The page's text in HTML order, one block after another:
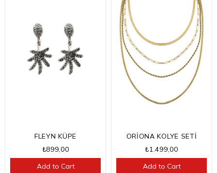
FLEYN KÜPE
₺899,00
Add to Cart
ORİONA KOLYE SETİ
₺1.499,00
Add to Cart